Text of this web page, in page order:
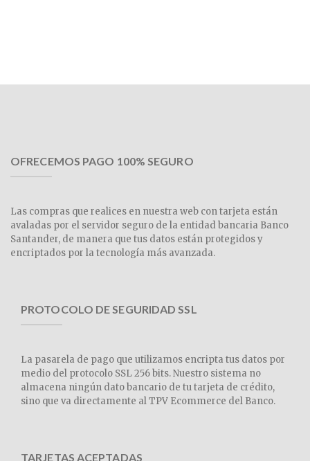
OFRECEMOS PAGO 100% SEGURO
Las compras que realices en nuestra web con tarjeta están
avaladas por el servidor seguro de la entidad bancaria Banco
Santander, de manera que tus datos están protegidos y
encriptados por la tecnología más avanzada.
PROTOCOLO DE SEGURIDAD SSL
La pasarela de pago que utilizamos encripta tus datos por
medio del protocolo SSL 256 bits. Nuestro sistema no
almacena ningún dato bancario de tu tarjeta de crédito,
sino que va directamente al TPV Ecommerce del Banco.
TARJETAS ACEPTADAS